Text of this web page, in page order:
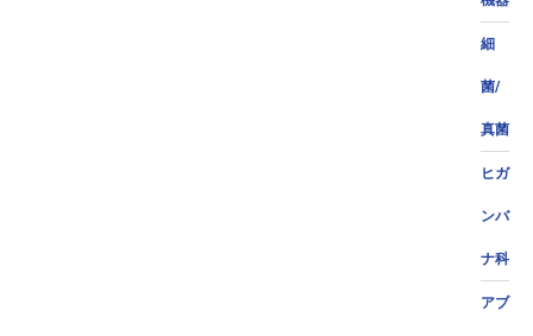
細
菌/
真菌
ヒガ
ンバ
ナ科
アブ